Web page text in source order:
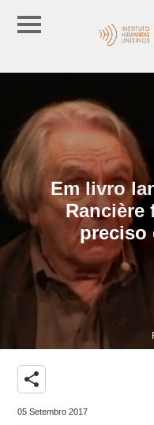
Em livro
Rancière
preciso
share
05 Setembro 2017